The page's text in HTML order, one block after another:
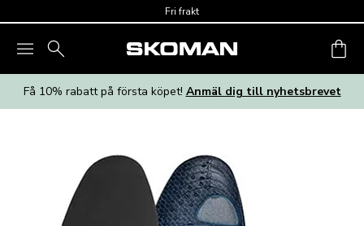
Fri frakt
Få 10% rabatt på första köpet! Anmäl dig till nyhetsbrevet